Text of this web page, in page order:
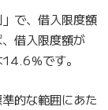
で、借入限度額
借入限度額が
％です。
的な範囲にあた